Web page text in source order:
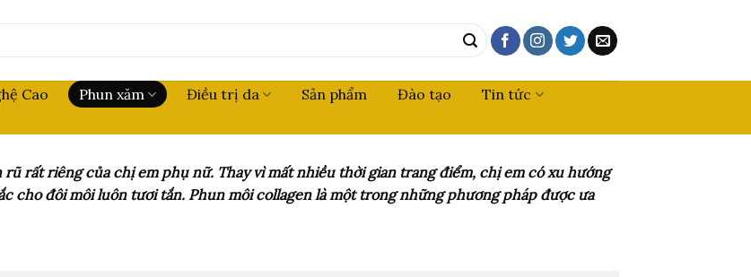
Cao Phun xăm Điều trị da Sản phẩm Đào tạo
Tin tức
rất riêng của chị em phụ nữ. Thay vì mất nhiều thời gian trang điểm, chị em có xu hướng
cho đôi môi luôn tươi tắn. Phun môi collagen là một trong những phương pháp được ưa